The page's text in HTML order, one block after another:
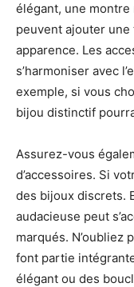
élégant, une
peuvent ajouter
apparence. Les
s’harmoniser avec
exemple, si vous
bijou distinctif
Assurez-vous
d’accessoires. Si
des bijoux discrets.
audacieuse peut
marqués. N’oubliez
font partie
élégant ou des